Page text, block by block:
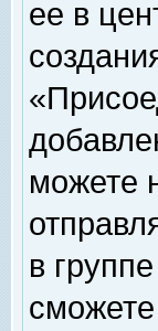
ее в
можете
в